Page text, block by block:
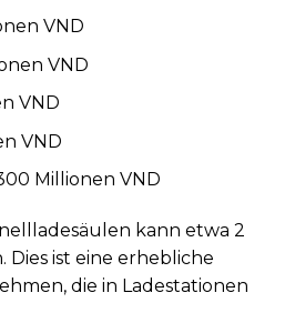
VND
VND
VND
VND
Millionen VND
kann etwa 2
Dies ist eine erhebliche
die in Ladestationen